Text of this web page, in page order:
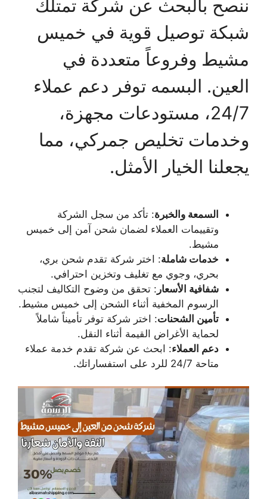
ننصح بالبحث عن شركة تمتلك
شبكة توصيل قوية في خميس
مشيط وفروعاً متعددة في
العين. البسمه توفر دعم عملاء
24/7، مستودعات مجهزة،
وخدمات تخليص جمركي، مما
يجعلنا الخيار الأمثل.
السمعة والخبرة: تأكد من سجل الشركة
وتقييمات العملاء لضمان شحن آمن إلى خميس
مشيط.
خدمات شاملة: اختر شركة تقدم شحن بري،
بحري، وجوي مع تغليف وتخزين احترافي.
شفافية الأسعار : تحقق من وضوح التكاليف لتجنب
الرسوم المخفية أثناء الشحن إلى خميس مشيط.
تأمين الشحنات: اختر شركة توفر تأميناً شاملاً
لحماية الأغراض القيمة أثناء النقل.
دعم العملاء: ابحث عن شركة تقدم خدمة عملاء
متاحة 24/7 للرد على استفساراتك.